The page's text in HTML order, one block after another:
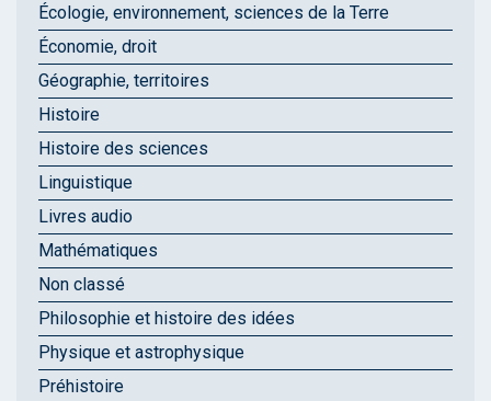
Écologie, environnement, sciences de la Terre
Économie, droit
Géographie, territoires
Histoire
Histoire des sciences
Linguistique
Livres audio
Mathématiques
Non classé
Philosophie et histoire des idées
Physique et astrophysique
Préhistoire